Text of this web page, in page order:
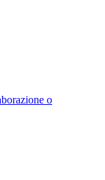
o